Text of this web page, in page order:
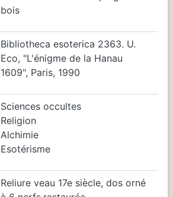
bois
Bibliotheca esoterica 2363. U.
Eco, "L'énigme de la Hanau
1609", Paris, 1990
Sciences occultes
Religion
Alchimie
Esotérisme
Reliure veau 17e siècle, dos orné